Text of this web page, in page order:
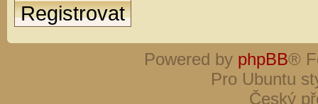
Registrovat
Powered by phpBB®
Pro Ubuntu
Český